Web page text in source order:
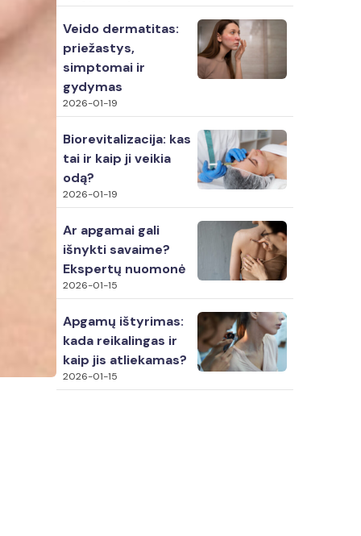
Veido dermatitas:
priežastys,
simptomai ir
gydymas
2026-01-19
Biorevitalizacija: kas
tai ir kaip ji veikia
odą?
2026-01-19
Ar apgamai gali
išnykti savaime?
Ekspertų nuomonė
2026-01-15
Apgamų ištyrimas:
kada reikalingas ir
kaip jis atliekamas?
2026-01-15